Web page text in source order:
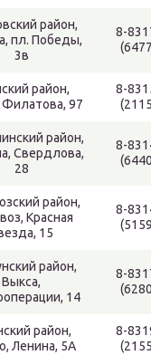
район,
пл. Победы,
3в
8-
район,
Филатова, 97
8-
район,
Свердлова,
28
8-
район,
Красная
15
8-
район,
Выкса,
14
8-
район,
Ленина, 5А
8-